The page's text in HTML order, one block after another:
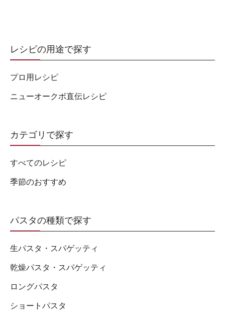
レシピの用途で探す
プロ用レシピ
ニューオークボ直伝レシピ
カテゴリで探す
すべてのレシピ
季節のおすすめ
パスタの種類で探す
生パスタ・スパゲッティ
乾燥パスタ・スパゲッティ
ロングパスタ
ショートパスタ